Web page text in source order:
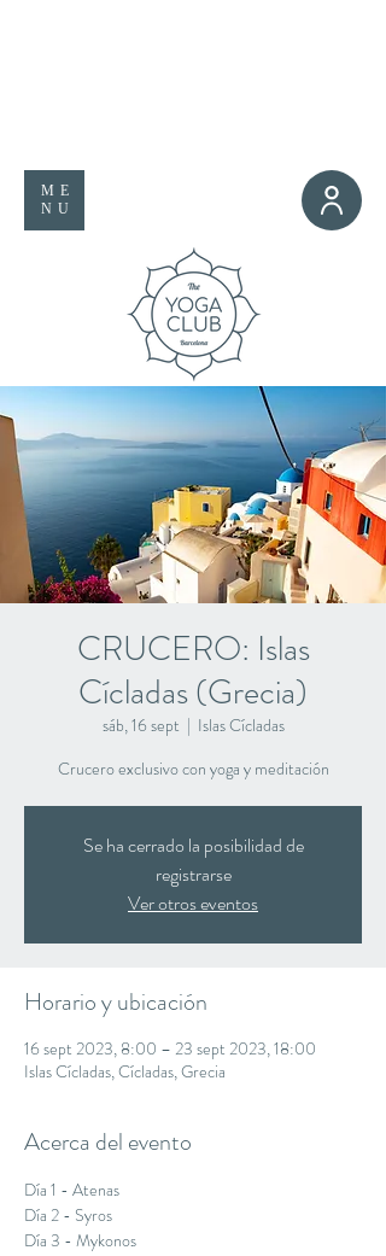
ME
NU
CRUCERO: Islas
Cícladas (Grecia)
sáb, 16 sept
  |
Islas Cícladas
Crucero exclusivo con yoga y meditación
Se ha cerrado la posibilidad de
registrarse
Ver otros eventos
Horario y ubicación
16 sept 2023, 8:00 – 23 sept 2023, 18:00
Islas Cícladas, Cícladas, Grecia
Acerca del evento
Día 1 - Atenas
Día 2 - Syros
Día 3 - Mykonos